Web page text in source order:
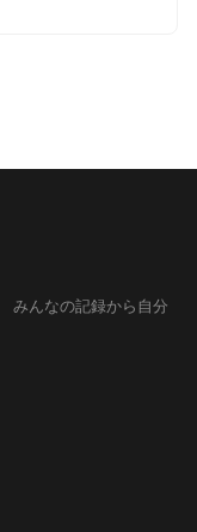
みんなの記録から自分